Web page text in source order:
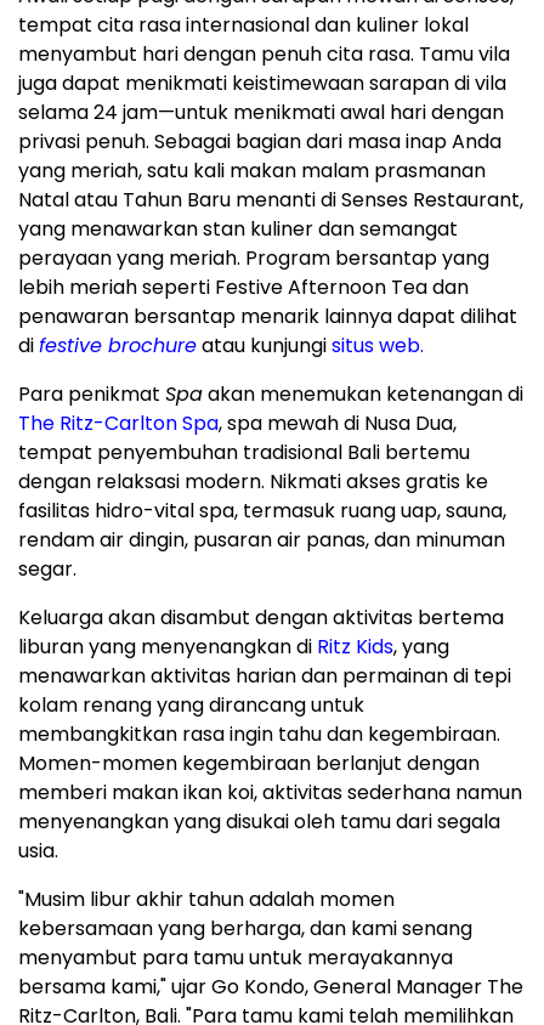
tempat cita rasa internasional dan kuliner lokal
menyambut hari dengan penuh cita rasa. Tamu vila
juga dapat menikmati keistimewaan sarapan di vila
selama 24 jam—untuk menikmati awal hari dengan
privasi penuh. Sebagai bagian dari masa inap Anda
yang meriah, satu kali makan malam prasmanan
Natal atau Tahun Baru menanti di Senses Restaurant,
yang menawarkan stan kuliner dan semangat
perayaan yang meriah. Program bersantap yang
lebih meriah seperti Festive Afternoon Tea dan
penawaran bersantap menarik lainnya dapat dilihat
difestive brochureatau kunjungisitus web.
Para penikmat Spaakan menemukan ketenangan di
The Ritz-Carlton Spa, spa mewah di Nusa Dua,
tempat penyembuhan tradisional Bali bertemu
dengan relaksasi modern. Nikmati akses gratis ke
fasilitas hidro-vital spa, termasuk ruang uap, sauna,
rendam air dingin, pusaran air panas, dan minuman
segar.
Keluarga akan disambut dengan aktivitas bertema
liburan yang menyenangkan di Ritz Kids, yang
menawarkan aktivitas harian dan permainan di tepi
kolam renang yang dirancang untuk
membangkitkan rasa ingin tahu dan kegembiraan.
Momen-momen kegembiraan berlanjut dengan
memberi makan ikan koi, aktivitas sederhana namun
menyenangkan yang disukai oleh tamu dari segala
usia.
"Musim libur akhir tahun adalah momen
kebersamaan yang berharga, dan kami senang
menyambut para tamu untuk merayakannya
bersama kami," ujarGo Kondo, General Manager The
Ritz-Carlton, Bali. "Para tamu kami telah memilihkan